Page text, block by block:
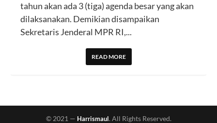
tahun akan ada 3 (tiga) agenda besar yang akan
dilaksanakan. Demikian disampaikan
Sekretaris Jenderal MPR RI,...
READ MORE
© 2021 — Harrismaul. All Rights Reserved.